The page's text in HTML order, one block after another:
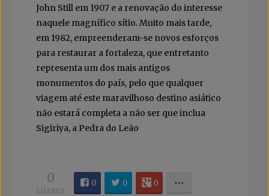
John Still em 1907 e a renovação do interesse
naquele magnífico sítio. Muito mais tarde,
em 1982, empreenderam-se novos esforços
para restaurar a fortaleza, que entretanto
representa um dos mais antigos
monumentos do país, pelo que qualquer
viagem até este maravilhoso destino asiático
não estará completa a não ser que inclua
Sigiriya, a Pedra do Leão
0
SHARES
0 0 0